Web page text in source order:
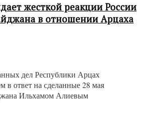
жесткой реакции России
в отношении Арцаха
дел Республики Арцах
в ответ на сделанные 28 мая
Ильхамом Алиевым